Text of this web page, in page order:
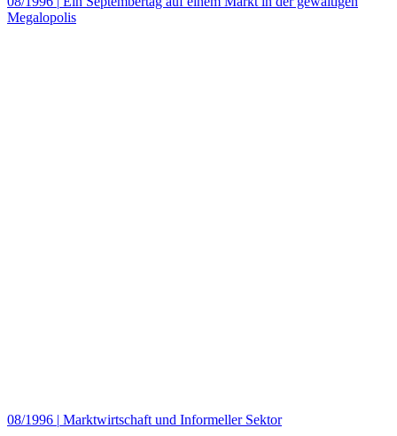
Megalopolis
08/1996 | Marktwirtschaft und Informeller Sektor